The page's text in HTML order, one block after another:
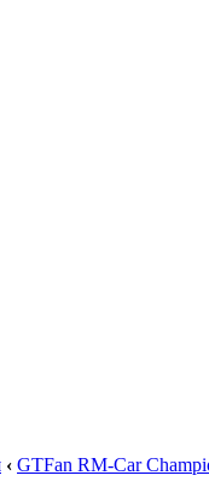
‹ GTFan RM-Car